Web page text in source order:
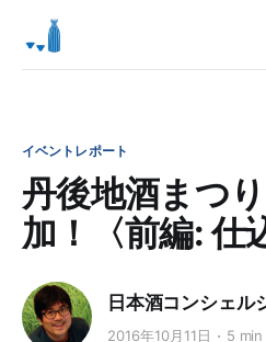
イベントレポート
丹後地酒まつ
加！〈前編: 仕
日本酒コンシェル
2016年10月11日 5 min